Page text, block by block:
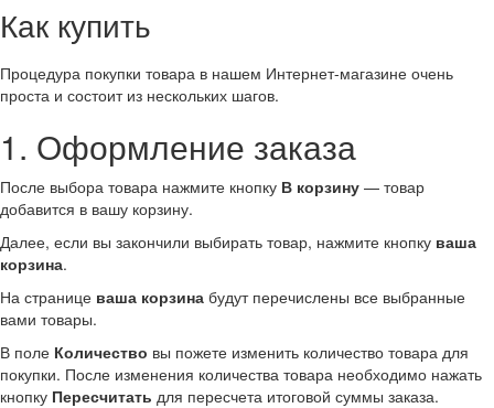
Как купить
Процедура покупки товара в нашем Интернет-магазине очень
проста и состоит из нескольких шагов.
1. Оформление заказа
После выбора товара нажмите кнопку В корзину — товар
добавится в вашу корзину.
Далее, если вы закончили выбирать товар, нажмите кнопку ваша
корзина.
На странице ваша корзина будут перечислены все выбранные
вами товары.
В поле Количество вы пожете изменить количество товара для
покупки. После изменения количества товара необходимо нажать
кнопку Пересчитать для пересчета итоговой суммы заказа.